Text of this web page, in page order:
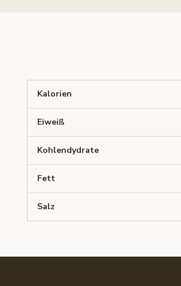
Kalorien
Eiweiß
Kohlendydrate
Fett
Salz